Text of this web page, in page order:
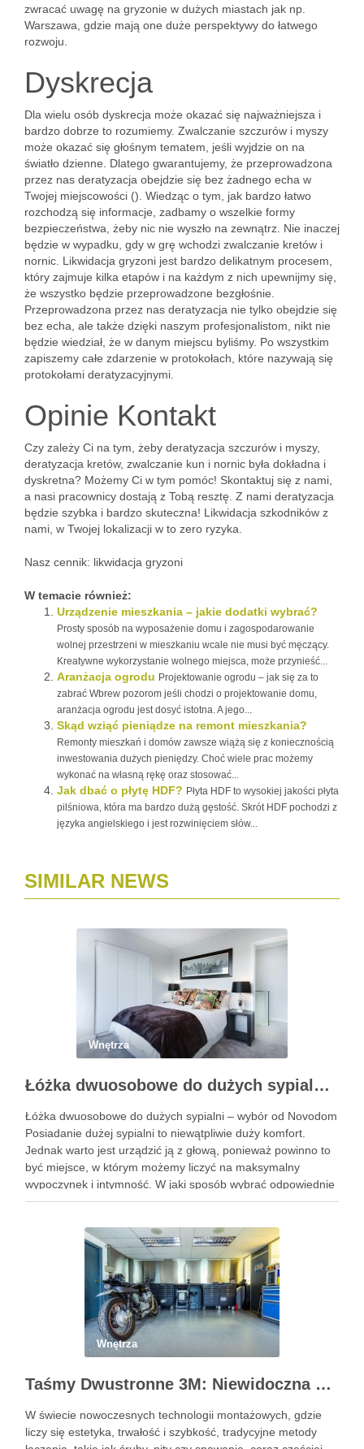
zwracać uwagę na gryzonie w dużych miastach jak np.
Warszawa, gdzie mają one duże perspektywy do łatwego
rozwoju.
Dyskrecja
Dla wielu osób dyskrecja może okazać się najważniejsza i
bardzo dobrze to rozumiemy. Zwalczanie szczurów i myszy
może okazać się głośnym tematem, jeśli wyjdzie on na
światło dzienne. Dlatego gwarantujemy, że przeprowadzona
przez nas deratyzacja obejdzie się bez żadnego echa w
Twojej miejscowości (). Wiedząc o tym, jak bardzo łatwo
rozchodzą się informacje, zadbamy o wszelkie formy
bezpieczeństwa, żeby nic nie wyszło na zewnątrz. Nie inaczej
będzie w wypadku, gdy w grę wchodzi zwalczanie kretów i
nornic. Likwidacja gryzoni jest bardzo delikatnym procesem,
który zajmuje kilka etapów i na każdym z nich upewnijmy się,
że wszystko będzie przeprowadzone bezgłośnie.
Przeprowadzona przez nas deratyzacja nie tylko obejdzie się
bez echa, ale także dzięki naszym profesjonalistom, nikt nie
będzie wiedział, że w danym miejscu byliśmy. Po wszystkim
zapiszemy całe zdarzenie w protokołach, które nazywają się
protokołami deratyzacyjnymi.
Opinie Kontakt
Czy zależy Ci na tym, żeby deratyzacja szczurów i myszy,
deratyzacja kretów, zwalczanie kun i nornic była dokładna i
dyskretna? Możemy Ci w tym pomóc! Skontaktuj się z nami,
a nasi pracownicy dostają z Tobą resztę. Z nami deratyzacja
będzie szybka i bardzo skuteczna! Likwidacja szkodników z
nami, w Twojej lokalizacji w to zero ryzyka.
Nasz cennik: likwidacja gryzoni
W temacie również:
Urządzenie mieszkania – jakie dodatki wybrać?
Prosty sposób na wyposażenie domu i zagospodarowanie
wolnej przestrzeni w mieszkaniu wcale nie musi być męczący.
Kreatywne wykorzystanie wolnego miejsca, może przynieść...
Aranżacja ogrodu Projektowanie ogrodu – jak się za to
zabrać Wbrew pozorom jeśli chodzi o projektowanie domu,
aranżacja ogrodu jest dosyć istotna. A jego...
Skąd wziąć pieniądze na remont mieszkania?
Remonty mieszkań i domów zawsze wiążą się z koniecznością
inwestowania dużych pieniędzy. Choć wiele prac możemy
wykonać na własną rękę oraz stosować...
Jak dbać o płytę HDF? Płyta HDF to wysokiej jakości płyta
pilśniowa, która ma bardzo dużą gęstość. Skrót HDF pochodzi z
języka angielskiego i jest rozwinięciem słów...
SIMILAR NEWS
Wnętrza
Łóżka dwuosobowe do dużych sypialni – wybór od Novodom
Łóżka dwuosobowe do dużych sypialni – wybór od Novodom
Posiadanie dużej sypialni to niewątpliwie duży komfort.
Jednak warto jest urządzić ją z głową, ponieważ powinno to
być miejsce, w którym możemy liczyć na maksymalny
wypoczynek i intymność. W jaki sposób wybrać odpowiednie
łóżko, które nie tylko pozwoli nam na spokojny …
Wnętrza
Taśmy Dwustronne 3M: Niewidoczna Siła Montażu dla Profesjonalistów i Domu
W świecie nowoczesnych technologii montażowych, gdzie
liczy się estetyka, trwałość i szybkość, tradycyjne metody